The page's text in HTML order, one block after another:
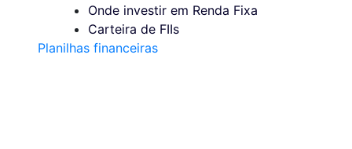
Onde investir em Renda Fixa
Carteira de FIIs
Planilhas financeiras